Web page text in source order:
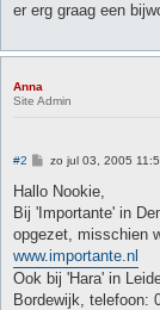
c
er erg graag een
Anna
Site Admin
#2
B
r
c
h
zo jul 03, 2005
Hallo Nookie,
Bij 'Importante' in
opgezet, misschien
www.importante.nl
Ook bij 'Hara' in
Bordewijk, telefoon: